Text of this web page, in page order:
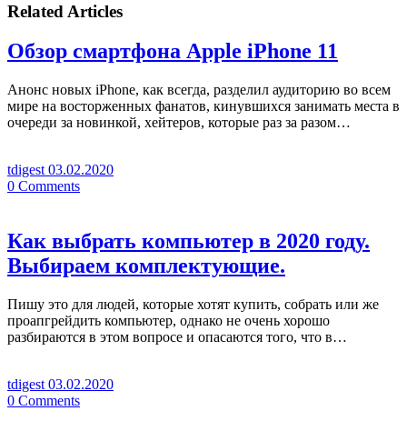
Related Articles
Обзор смартфона Apple iPhone 11
Анонс новых iPhone, как всегда, разделил аудиторию во всем
мире на восторженных фанатов, кинувшихся занимать места в
очереди за новинкой, хейтеров, которые раз за разом…
tdigest 03.02.2020
0 Comments
Как выбрать компьютер в 2020 году.
Выбираем комплектующие.
Пишу это для людей, которые хотят купить, собрать или же
проапгрейдить компьютер, однако не очень хорошо
разбираются в этом вопросе и опасаются того, что в…
tdigest 03.02.2020
0 Comments